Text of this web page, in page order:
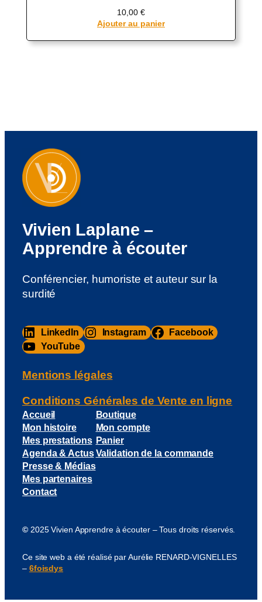
10,00 €
Ajouter au panier
Vivien Laplane –
Apprendre à écouter
Conférencier, humoriste et auteur sur la
surdité
LinkedIn Instagram
Facebook
YouTube
Mentions légales
Conditions Générales de Vente en ligne
Accueil
Mon histoire
Mes prestations
Agenda & Actus
Presse & Médias
Mes partenaires
Contact
Boutique
Mon compte
Panier
Validation de la commande
© 2025 Vivien Apprendre à écouter – Tous droits réservés.
Ce site web a été réalisé par Aurélie RENARD-VIGNELLES
– 6foisdys